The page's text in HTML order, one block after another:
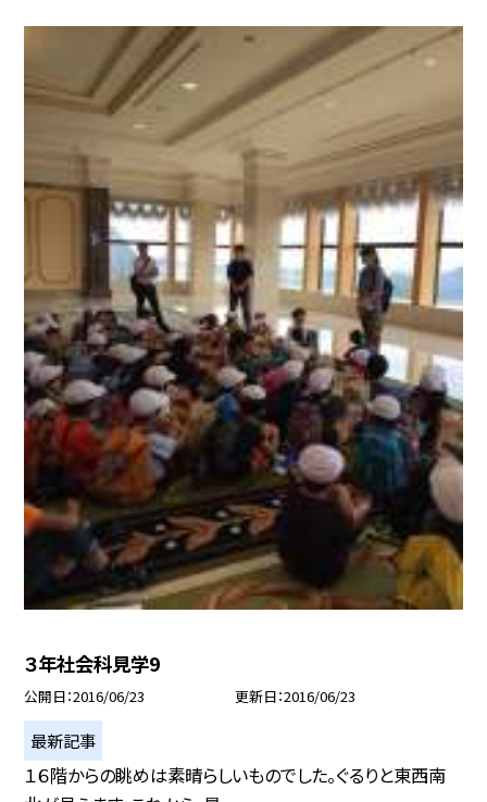
３年社会科見学9
公開日 2016/06/23 更新日 2016/06/23
最新記事
１６階からの眺めは素晴らしいものでした。ぐるりと東西南